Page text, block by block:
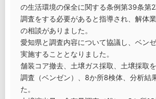
の生活環境の保全に関する条例第39条第
調査をする必要があると指導され、解体
の相談がありました。
愛知県と調査内容について協議し、ベン
実施することとなりました。
舗装コア撤去、土壌ガス採取、土壌採取
調査（ベンゼン）、8か所8検体、分析結
た。